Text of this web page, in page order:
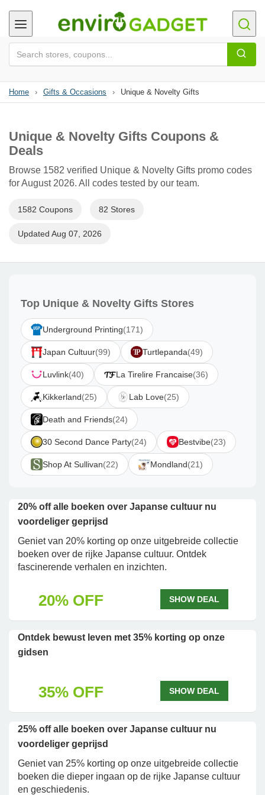
Home › Gifts & Occasions › Unique & Novelty Gifts
Unique & Novelty Gifts Coupons &
Deals
Browse 1582 verified Unique & Novelty Gifts promo codes
for August 2026. All codes tested by our team.
1582 Coupons 82 Stores
Updated Aug 07, 2026
Top Unique & Novelty Gifts Stores
Underground Printing(171)
Japan Cultuur(99) Turtlepanda(49)
Luvlink(40) La Tirelire Francaise(36)
Kikkerland(25) Lab Love(25)
Death and Friends(24)
30 Second Dance Party(24) Bestvibe(23)
Shop At Sullivan(22) Mondland(21)
20% off alle boeken over Japanse cultuur nu
voordeliger geprijsd
Geniet van 20% korting op onze uitgebreide collectie
boeken over de rijke Japanse cultuur. Ontdek
fascinerende verhalen en inzichten.
20% OFF SHOW DEAL
Ontdek bewust leven met 35% korting op onze
gidsen
35% OFF SHOW DEAL
25% off alle boeken over Japanse cultuur nu
voordeliger geprijsd
Geniet van 25% korting op onze uitgebreide collectie
boeken die dieper ingaan op de rijke Japanse cultuur
en geschiedenis.